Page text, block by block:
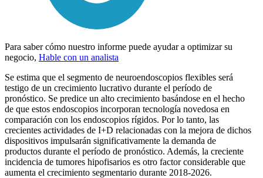
Para saber cómo nuestro informe puede ayudar a optimizar su
negocio, Hable con un analista
Se estima que el segmento de neuroendoscopios flexibles será
testigo de un crecimiento lucrativo durante el período de
pronóstico. Se predice un alto crecimiento basándose en el hecho
de que estos endoscopios incorporan tecnología novedosa en
comparación con los endoscopios rígidos. Por lo tanto, las
crecientes actividades de I+D relacionadas con la mejora de dichos
dispositivos impulsarán significativamente la demanda de
productos durante el período de pronóstico. Además, la creciente
incidencia de tumores hipofisarios es otro factor considerable que
aumenta el crecimiento segmentario durante 2018-2026.